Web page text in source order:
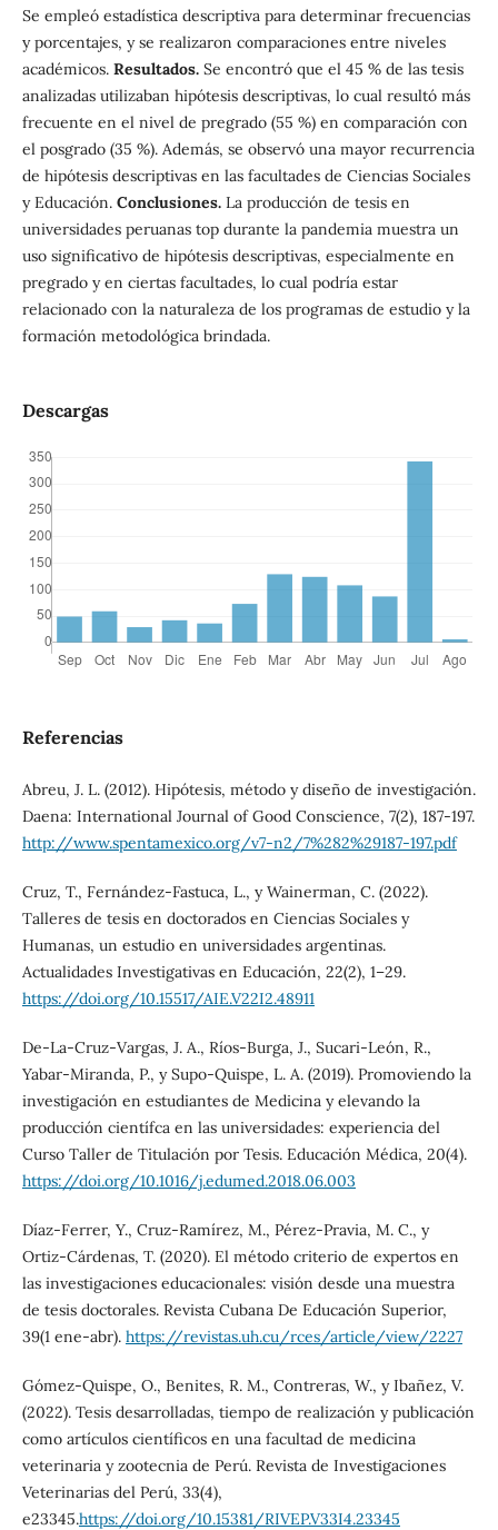
Se empleó estadística descriptiva para determinar frecuencias
y porcentajes, y se realizaron comparaciones entre niveles
académicos. Resultados. Se encontró que el 45 % de las tesis
analizadas utilizaban hipótesis descriptivas, lo cual resultó más
frecuente en el nivel de pregrado (55 %) en comparación con
el posgrado (35 %). Además, se observó una mayor recurrencia
de hipótesis descriptivas en las facultades de Ciencias Sociales
y Educación. Conclusiones. La producción de tesis en
universidades peruanas top durante la pandemia muestra un
uso significativo de hipótesis descriptivas, especialmente en
pregrado y en ciertas facultades, lo cual podría estar
relacionado con la naturaleza de los programas de estudio y la
formación metodológica brindada.
Descargas
Referencias
Abreu, J. L. (2012). Hipótesis, método y diseño de investigación.
Daena: International Journal of Good Conscience, 7(2), 187-197.
http://www.spentamexico.org/v7-n2/7%282%29187-197.pdf
Cruz, T., Fernández-Fastuca, L., y Wainerman, C. (2022).
Talleres de tesis en doctorados en Ciencias Sociales y
Humanas, un estudio en universidades argentinas.
Actualidades Investigativas en Educación, 22(2), 1–29.
https://doi.org/10.15517/AIE.V22I2.48911
De-La-Cruz-Vargas, J. A., Ríos-Burga, J., Sucari-León, R.,
Yabar-Miranda, P., y Supo-Quispe, L. A. (2019). Promoviendo la
investigación en estudiantes de Medicina y elevando la
producción científca en las universidades: experiencia del
Curso Taller de Titulación por Tesis. Educación Médica, 20(4).
https://doi.org/10.1016/j.edumed.2018.06.003
Díaz-Ferrer, Y., Cruz-Ramírez, M., Pérez-Pravia, M. C., y
Ortiz-Cárdenas, T. (2020). El método criterio de expertos en
las investigaciones educacionales: visión desde una muestra
de tesis doctorales. Revista Cubana De Educación Superior,
39(1 ene-abr). https://revistas.uh.cu/rces/article/view/2227
Gómez-Quispe, O., Benites, R. M., Contreras, W., y Ibañez, V.
(2022). Tesis desarrolladas, tiempo de realización y publicación
como artículos científicos en una facultad de medicina
veterinaria y zootecnia de Perú. Revista de Investigaciones
Veterinarias del Perú, 33(4),
e23345.https://doi.org/10.15381/RIVEP.V33I4.23345